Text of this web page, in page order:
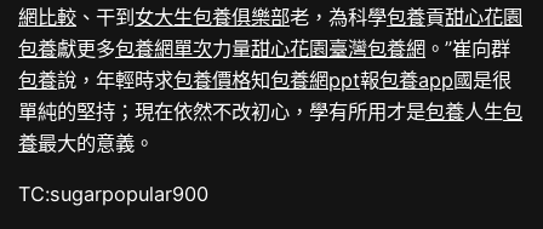
網比較 、干到 女大生包養俱樂部老，為科學包養貢甜心花園
包養獻更多包養網單次力量甜心花園臺灣包養網 。”崔向群
包養說，年輕時求包養價格知包養網ppt報包養app國是很
單純的堅持；現在依然不改初心，學有所用才是包養人生包
養最大的意義。
TC:sugarpopular900